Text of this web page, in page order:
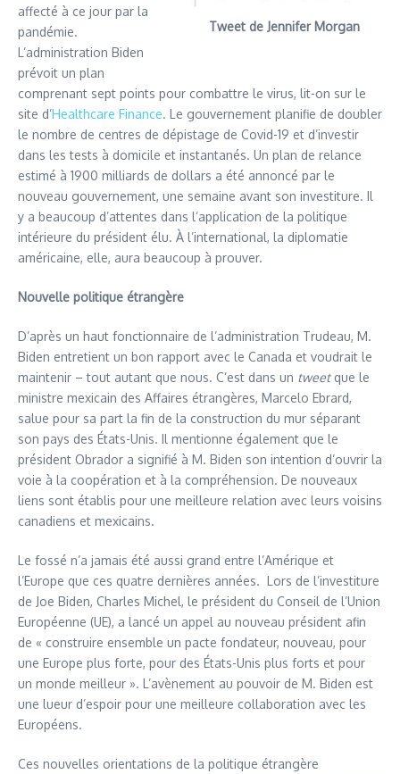
Tweet de Jennifer Morgan
affecté à ce jour par la
pandémie.
L’administration Biden
prévoit un plan
comprenant sept points pour combattre le virus, lit-on sur le
site d’Healthcare Finance. Le gouvernement planifie de doubler
le nombre de centres de dépistage de Covid-19 et d’investir
dans les tests à domicile et instantanés. Un plan de relance
estimé à 1900 milliards de dollars a été annoncé par le
nouveau gouvernement, une semaine avant son investiture. Il
y a beaucoup d’attentes dans l’application de la politique
intérieure du président élu. À l’international, la diplomatie
américaine, elle, aura beaucoup à prouver.
Nouvelle politique étrangère
D’après un haut fonctionnaire de l’administration Trudeau, M.
Biden entretient un bon rapport avec le Canada et voudrait le
maintenir – tout autant que nous. C’est dans un tweetque le
ministre mexicain des Affaires étrangères, Marcelo Ebrard,
salue pour sa part la fin de la construction du mur séparant
son pays des États-Unis. Il mentionne également que le
président Obrador a signifié à M. Biden son intention d’ouvrir la
voie à la coopération et à la compréhension. De nouveaux
liens sont établis pour une meilleure relation avec leurs voisins
canadiens et mexicains.
Le fossé n’a jamais été aussi grand entre l’Amérique et
l’Europe que ces quatre dernières années. Lors de l’investiture
de Joe Biden, Charles Michel, le président du Conseil de l’Union
Européenne (UE), a lancé un appel au nouveau président afin
de « construire ensemble un pacte fondateur, nouveau, pour
une Europe plus forte, pour des États-Unis plus forts et pour
un monde meilleur ». L’avènement au pouvoir de M. Biden est
une lueur d’espoir pour une meilleure collaboration avec les
Européens.
Ces nouvelles orientations de la politique étrangère